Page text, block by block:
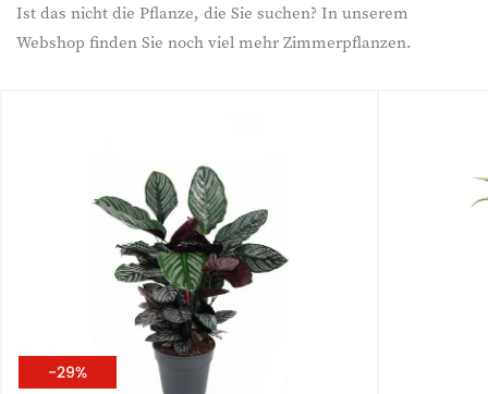
Ist das nicht die Pflanze, die Sie suchen? In unserem
Webshop finden Sie noch viel mehr Zimmerpflanzen.
-29%